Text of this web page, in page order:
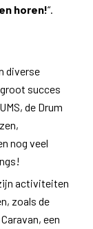
horen!“.
diverse
succes
de Drum
nog veel
activiteiten
zoals de
een